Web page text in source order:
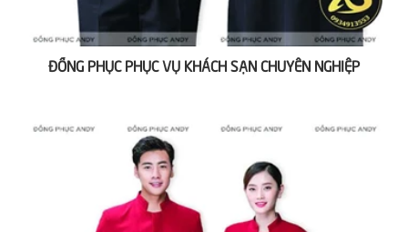
ĐỒNG PHỤC PHỤC VỤ KHÁCH SẠN CHUYÊN NGHIỆP